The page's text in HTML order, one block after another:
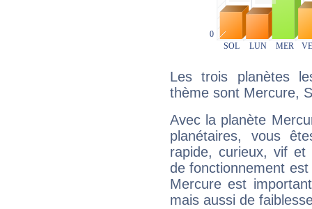
Les trois planètes
thème sont Mercure,
Avec la planète
planétaires, vous
rapide, curieux, vif et
de fonctionnement
Mercure est
mais aussi de